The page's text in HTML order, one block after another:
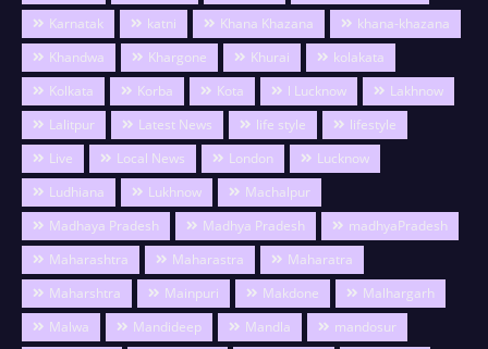
Karnatak
katni Khana Khazana
khana-khazana
Khandwa
Khargone Khurai
kolakata
Kolkata
Korba Kota l Lucknow
Lakhnow
Lalitpur
Latest News life style
lifestyle
Live
Local News London
Lucknow
Ludhiana
Lukhnow
Machalpur
Madhaya Pradesh
Madhya Pradesh
madhyaPradesh
Maharashtra
Maharastra
Maharatra
Maharshtra
Mainpuri Makdone
Malhargarh
Malwa
Mandideep Mandla
mandosur